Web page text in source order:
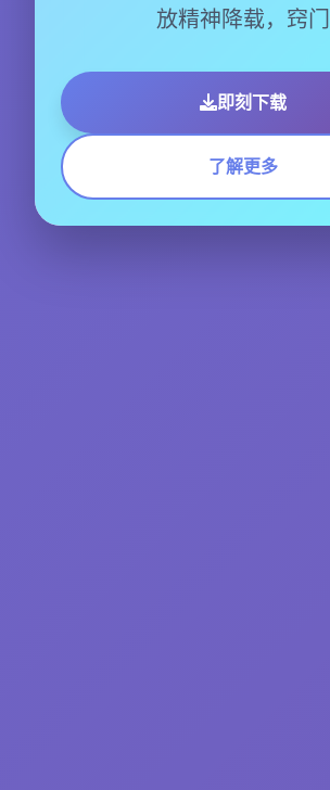
放精神降载，窍门
即刻下载
了解更多